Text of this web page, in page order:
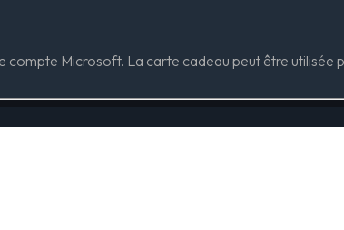
Microsoft. La carte cadeau peut être